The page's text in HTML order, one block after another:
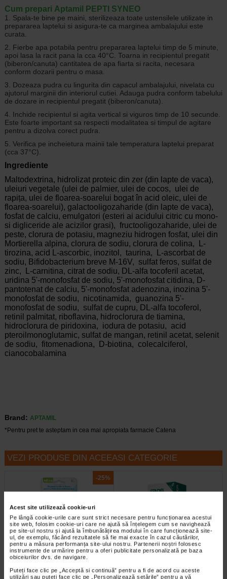
Acest site utilizează cookie-uri
Pe lângă cookie-urile care sunt strict necesare pentru funcționarea acestui
site web, folosim cookie-uri care ne ajută să înțelegem cum se navighează
pe site-ul nostru și ajută la îmbunătățirea modului în care funcționează site-
ul, de exemplu, făcând rezultatele să fie mai exacte în cazul căutărilor,
pentru a măsura performanța site-ului nostru. Partenerii noștri folosesc
instrumente de urmărire pentru a oferi publicitate personalizată pe baza
obiceiurilor dvs. de navigare.
Puteți face clic pe „Acceptă si continuă” pentru a fi de acord cu aceste
utilizări sau puteți face clic pe „Personalizează setările” pentru a vă
Cum prepari Aptamil PEPTI SYNEO
1. Spala-te bine pe maini, sterilizeaza toate ustensilele utilizate in
prepararea laptelui si asigura-te ca marginea ambalajului este
curata.
2. Fierbe apa potabila pentru prepararea laptelui timp de 5 minute,
apoi lasa la racit pana la cca 40°C. Toarna in recipientul pregatit
(biberon/canuta) cantitatea de apa fiarta si racita, necesara
conform dozarii pentru o masa.
3. Dozeaza pudra cu lingurita din capacul ambalajului, nivelata cu
ajutorul marginii din interiorul cutiei. Adauga pudra conform tabelului
de dozare in recipientul pregatit (biberon/canuta).
4. Inchide recipientul si agita vertical si viguros timp de 10 secunde.
Este foarte important sa respecti modalitatea si timpul de agitare
pentru a dizolva corect pudra.
5. Verifica pe incheietura mainii tale temperatura laptelui preparat
(cca 37°C).
Ingrediente
Maltodextrina, hidrolizat proteic din zer (din lapte de vaca),
uleiuri vegetale (ulei de palmier, ulei de cocos, ulei de
rapița, ulei de floarea-soarelui bogat în acid oleic, ulei de
floarea-soarelui), galactooligozaharide (din lapte de vaca),
fosfat de calciu, emulgatori (esteri ai acidului citric cu mono-
si digliceride ale acizilor grasi), fructooligozaharide, ulei de
peste, clorura de potasiu, magneziu hidrogen fosfat, ulei din
Mortierella alpina, clorura de sodiu, clorura de colina, L-
tirozina, acid L-ascorbic, inozitol, taurina, L-ascorbat de
sodiu, Bifidobacterium breve M-16V, sulfat feros, sulfat de
zinc, L-carnitina, citrat de sodiu, DL-alfa tocoferil acetat,
uridina 5'-monofosfat de sodiu, 5'-monofosfat citidina, D-
pantotenat de calciu, 5'-monofosfat adenozina, inozina 5'-
monofosfat de sodiu, nicotinamida, guanozina 5'-
monofosfat de sodiu, sulfat de cupru, DL-alfa tocoferol,
retinil palmitat, riboflavina, hidroclorura de tiamina,
hidroclorura de piridoxina, iodura de potasiu, acid
pteroilmonoglutamic, sulfat de mangan, retinil acetat, selenit
de sodiu, fitomenadiona, D-biotina, colecalciferol,
cianocobalamina
Brand: APTAMIL
*Pentru pret te asteptam in cea mai apropiata farmacie Catena
VEZI PRODUSE DIN ACEEASI CATEGORIE
-25%
Adora Dispozitiv din silicon
Tensiometru digital Sendo